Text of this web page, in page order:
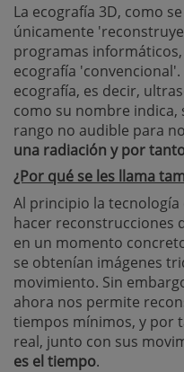
La ecografía 3D, como
únicamente
programas
ecografía
ecografía, es decir,
como su nombre indica,
rango no audible para
una radiación y por
¿Por qué se les llama
Al principio la
hacer reconstrucciones
en un momento
se obtenían imágenes
movimiento. Sin
ahora nos permite
tiempos mínimos, y por
real, junto con sus
es el tiempo.